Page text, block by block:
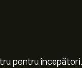
pentru începători.